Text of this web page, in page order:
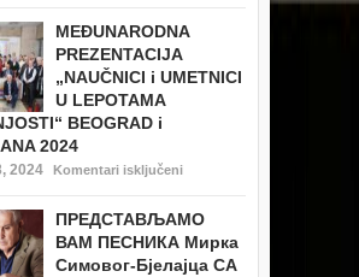
MEĐUNARODNA
PREZENTACIJA
„NAUČNICI i UMETNICI
U LEPOTAMA
BEOGRAD i
2024
2024 Komentari isključeni
ПРЕДСТАВЉАМО
ВАМ ПЕСНИКА Мирка
Симовог-Бјелајца СА